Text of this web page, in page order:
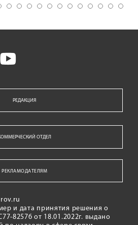
РЕДАКЦИЯ
ОТДЕЛ
РЕКЛАМОДАТЕЛЯМ
и дата принятия решения о
82576 от 18.01.2022г. выдано